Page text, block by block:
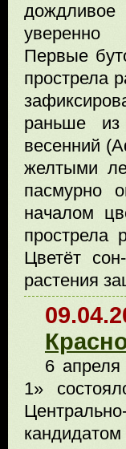
уверенно
Первые
прострела
раньше
весенний
желтыми
пасмурно
началом
прострела
Цветёт
растения
6
1»